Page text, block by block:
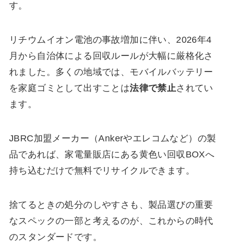
す。
リチウムイオン電池の事故増加に伴い、2026年4
月から自治体による回収ルールが大幅に厳格化さ
れました。多くの地域では、モバイルバッテリー
を家庭ゴミとして出すことは法律で禁止されてい
ます。
JBRC加盟メーカー（Ankerやエレコムなど）の製
品であれば、家電量販店にある黄色い回収BOXへ
持ち込むだけで無料でリサイクルできます。
捨てるときの処分のしやすさも、製品選びの重要
なスペックの一部と考えるのが、これからの時代
のスタンダードです。